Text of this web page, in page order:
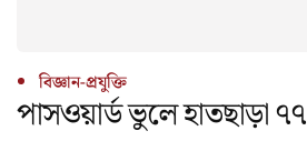
বিজ্ঞান-প্রযুক্তি
পাসওয়ার্ড ভুলে হাতছাড়া